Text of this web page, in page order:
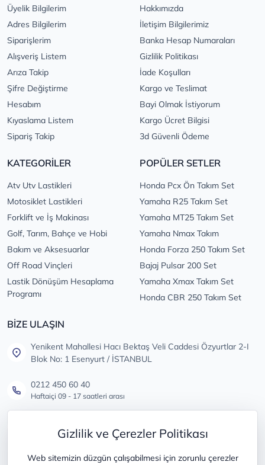
Gizlilik ve Çerezler Politikası
Web sitemizin düzgün çalışabilmesi için zorunlu çerezler
Üyelik Bilgilerim
Adres Bilgilerim
Siparişlerim
Alışveriş Listem
Arıza Takip
Şifre Değiştirme
Hesabım
Kıyaslama Listem
Sipariş Takip
Hakkımızda
İletişim Bilgilerimiz
Banka Hesap Numaraları
Gizlilik Politikası
İade Koşulları
Kargo ve Teslimat
Bayi Olmak İstiyorum
Kargo Ücret Bilgisi
3d Güvenli Ödeme
KATEGORİLER
Atv Utv Lastikleri
Motosiklet Lastikleri
Forklift ve İş Makinası
Golf, Tarım, Bahçe ve Hobi
Bakım ve Aksesuarlar
Off Road Vinçleri
Lastik Dönüşüm Hesaplama
Programı
POPÜLER SETLER
Honda Pcx Ön Takım Set
Yamaha R25 Takım Set
Yamaha MT25 Takım Set
Yamaha Nmax Takım
Honda Forza 250 Takım Set
Bajaj Pulsar 200 Set
Yamaha Xmax Takım Set
Honda CBR 250 Takım Set
BİZE ULAŞIN
Yenikent Mahallesi Hacı Bektaş Veli Caddesi Özyurtlar 2-I
Blok No: 1 Esenyurt / İSTANBUL
0212 450 60 40
Haftaiçi 09 - 17 saatleri arası
Tüm öneri ve şikayetleriniz için